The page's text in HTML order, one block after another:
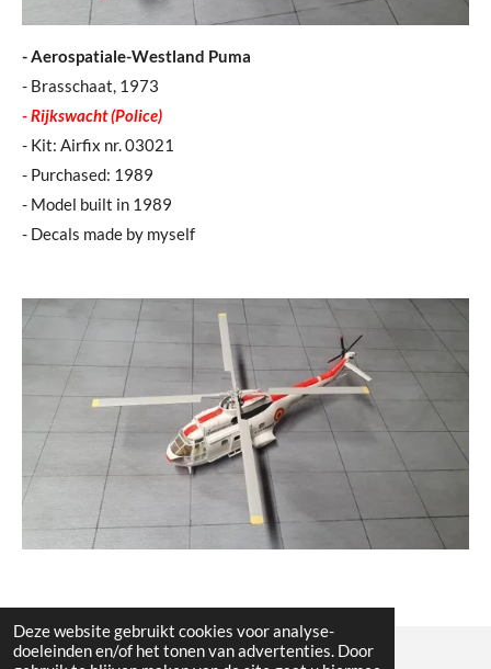
Deze website gebruikt cookies voor analyse-
doeleinden en/of het tonen van advertenties. Door
- Aerospatiale-Westland Puma
- Brasschaat, 1973
- Rijkswacht (Police)
- Kit: Airfix nr. 03021
- Purchased: 1989
- Model built in 1989
- Decals made by myself